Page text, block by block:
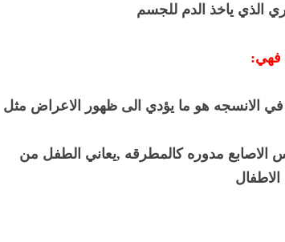
الذي ياخذ الدم للجسم
فهي:
الانسجه هو ما يؤدي الى ظهور الاعراض مثل
الاصابع مدوره كالمطرقه ,يعاني الطفل من